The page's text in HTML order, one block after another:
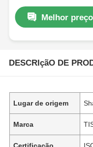
Melhor preço
DESCRIçãO DE
Lugar de origem
Marca
Certificação